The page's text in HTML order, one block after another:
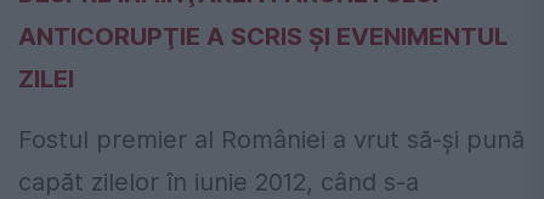
ANTICORUPŢIE A SCRIS ŞI EVENIMENTUL
ZILEI
Fostul premier al României a vrut să-şi pună
capăt zilelor în iunie 2012, când s-a